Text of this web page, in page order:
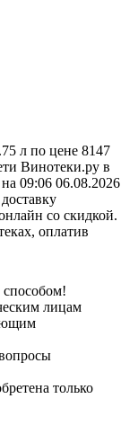
л по цене 8147
Винотеки.ру в
09:06 06.08.2026
со скидкой.
оплатив
лицам
только